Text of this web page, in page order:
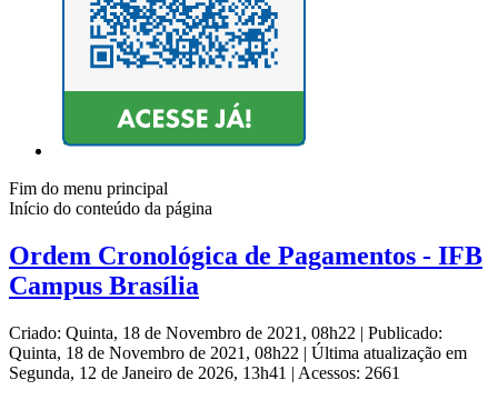
Fim do menu principal
Início do conteúdo da página
Ordem Cronológica de Pagamentos - IFB
Campus Brasília
Criado: Quinta, 18 de Novembro de 2021, 08h22 | Publicado:
Quinta, 18 de Novembro de 2021, 08h22 | Última atualização em
Segunda, 12 de Janeiro de 2026, 13h41 | Acessos: 2661